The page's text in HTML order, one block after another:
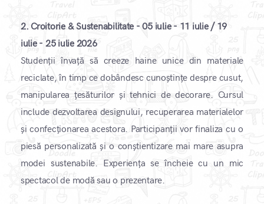
2. Croitorie & Sustenabilitate - 05 iulie - 11 iulie / 19
iulie - 25 iulie 2026
Studenții învață să creeze haine unice din materiale
reciclate, în timp ce dobândesc cunoștințe despre cusut,
manipularea țesăturilor și tehnici de decorare. Cursul
include dezvoltarea designului, recuperarea materialelor
și confecționarea acestora. Participanții vor finaliza cu o
piesă personalizată și o conștientizare mai mare asupra
modei sustenabile. Experiența se încheie cu un mic
spectacol de modă sau o prezentare.